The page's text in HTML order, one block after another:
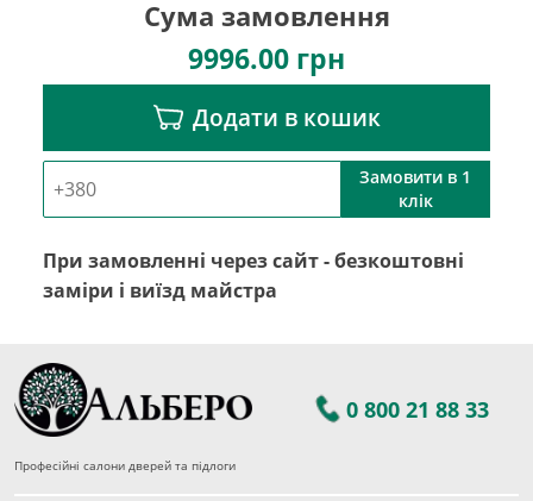
Сума замовлення
9996.00 грн
Додати в кошик
Замовити в 1
клік
При замовленні через сайт - безкоштовні
заміри і виїзд майстра
0 800 21 88 33
Професійні салони дверей та підлоги